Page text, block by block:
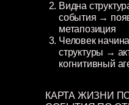
Видна
события →
метапозиция
Человек
структуры →
когнитивный
КАРТА ЖИЗНИ